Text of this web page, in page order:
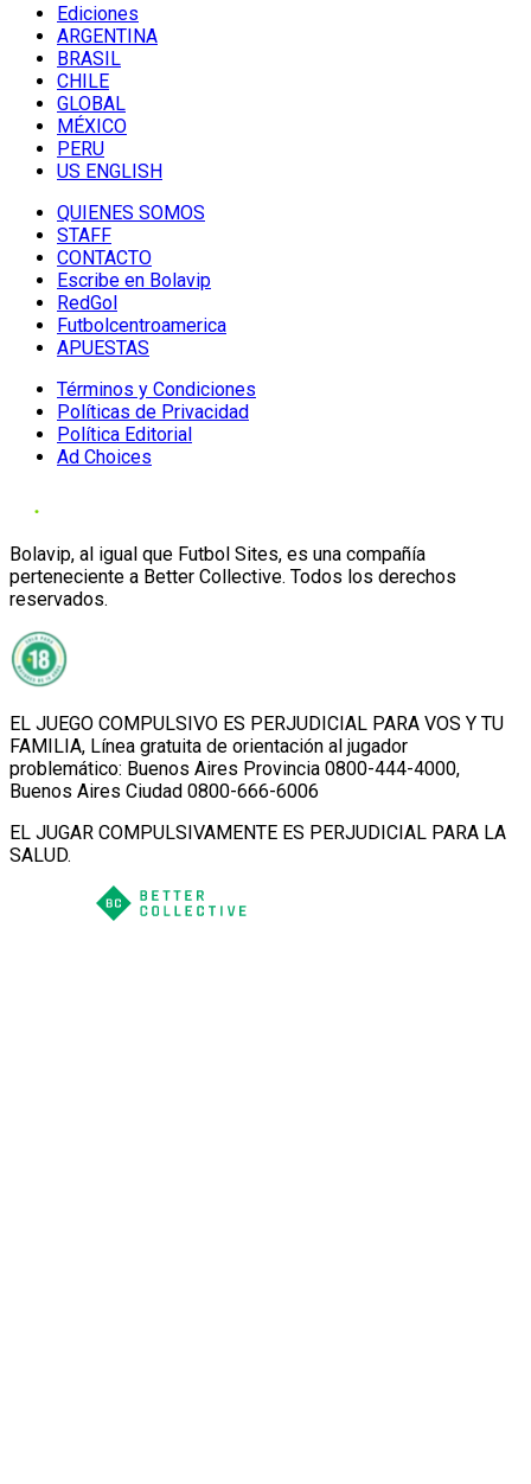
Ediciones
ARGENTINA
BRASIL
CHILE
GLOBAL
MÉXICO
PERU
US ENGLISH
QUIENES SOMOS
STAFF
CONTACTO
Escribe en Bolavip
RedGol
Futbolcentroamerica
APUESTAS
Términos y Condiciones
Políticas de Privacidad
Política Editorial
Ad Choices
Bolavip, al igual que Futbol Sites, es una compañía
perteneciente a Better Collective. Todos los derechos
reservados.
EL JUEGO COMPULSIVO ES PERJUDICIAL PARA VOS Y TU
FAMILIA, Línea gratuita de orientación al jugador
problemático: Buenos Aires Provincia 0800-444-4000,
Buenos Aires Ciudad 0800-666-6006
EL JUGAR COMPULSIVAMENTE ES PERJUDICIAL PARA LA
SALUD.